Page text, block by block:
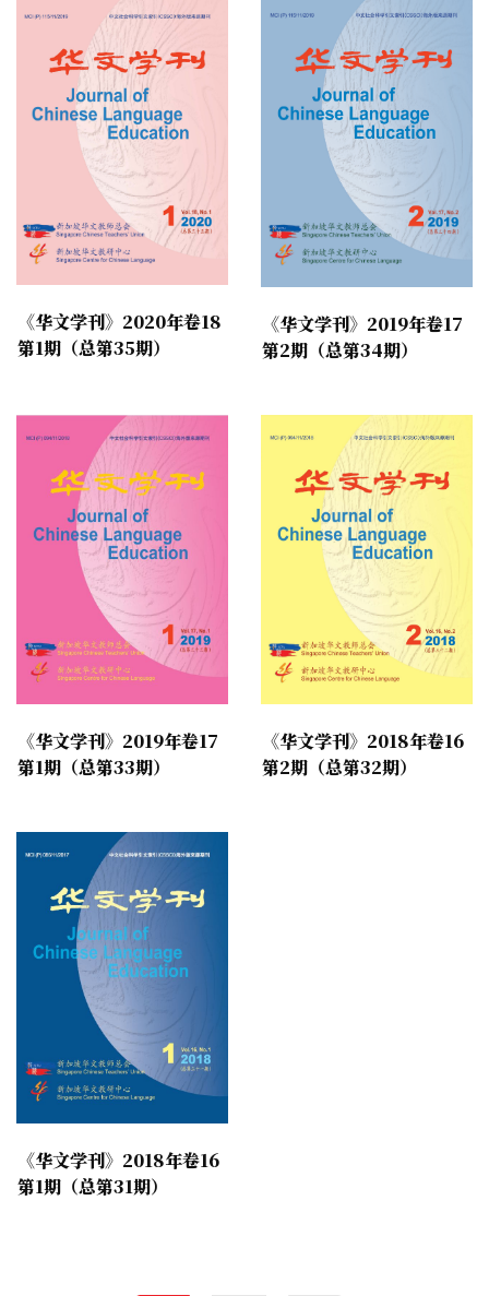
《华文学刊》2020年卷18
第1期（总第35期）
《华文学刊》2019年卷17
第2期（总第34期）
《华文学刊》2019年卷17
第1期（总第33期）
《华文学刊》2018年卷16
第2期（总第32期）
《华文学刊》2018年卷16
第1期（总第31期）